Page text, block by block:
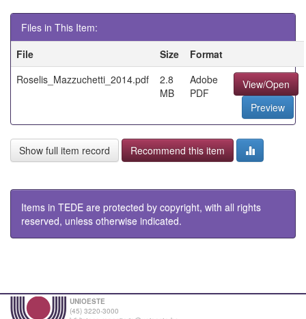
Files in This Item:
File
Size
Format
Roselis_Mazzuchetti_2014.pdf
2.8
MB
Adobe
PDF
View/Open
Preview
Show full item record Recommend this item
Items in TEDE are protected by copyright, with all rights
reserved, unless otherwise indicated.
UNIOESTE
(45) 3220-3000